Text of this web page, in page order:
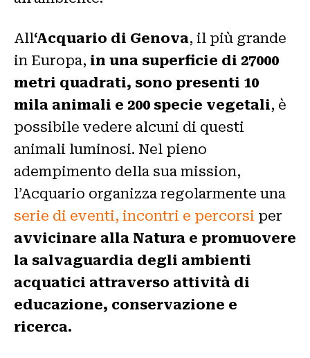
All‘Acquario di Genova, il più grande
in Europa, in una superficie di 27000
metri quadrati, sono presenti 10
mila animali e 200 specie vegetali, è
possibile vedere alcuni di questi
animali luminosi. Nel pieno
adempimento della sua mission,
l’Acquario organizza regolarmente una
serie di eventi, incontri e percorsi per
avvicinare alla Natura e promuovere
la salvaguardia degli ambienti
acquatici attraverso attività di
educazione, conservazione e
ricerca.